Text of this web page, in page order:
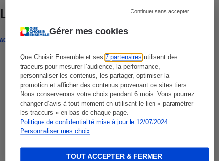
Gérer mes cookies
Que Choisir Ensemble et ses7 partenaires utilisent des
traceurs pour mesurer l’audience, la performance,
personnaliser les contenus, les partager, optimiser la
promotion et afficher des contenus provenant de sites tiers.
Nous conserverons votre choix pendant 6 mois. Vous pourrez
changer d’avis à tout moment en utilisant le lien « paramétrer
les traceurs » en bas de chaque page.
Politique de confidentialité mise à jour le 12/07/2024
Personnaliser mes choix
Continuer sans accepter
TOUT ACCEPTER & FERMER
Lire aussi
ACTUALITÉ